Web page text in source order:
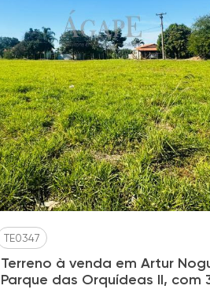
TE0347
Terreno à venda em Artur
Parque das Orquídeas II, com